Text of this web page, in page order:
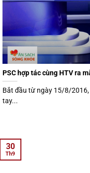
PSC hợp tác cùng HTV ra
Bắt đầu từ ngày 15/8/2016,
tay...
30
Th9